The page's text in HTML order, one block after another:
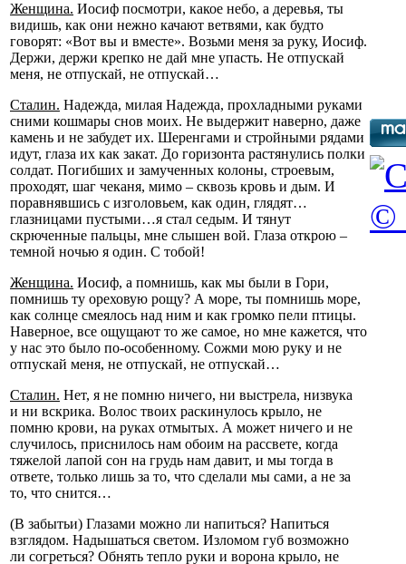
Женщина. Иосиф посмотри, какое небо, а деревья, ты
видишь, как они нежно качают ветвями, как будто
говорят: «Вот вы и вместе». Возьми меня за руку, Иосиф.
Держи, держи крепко не дай мне упасть. Не отпускай
меня, не отпускай, не отпускай…
Сталин. Надежда, милая Надежда, прохладными руками
сними кошмары снов моих. Не выдержит наверно, даже
камень и не забудет их. Шеренгами и стройными рядами
идут, глаза их как закат. До горизонта растянулись полки
солдат. Погибших и замученных колоны, строевым,
проходят, шаг чеканя, мимо – сквозь кровь и дым. И
поравнявшись с изголовьем, как один, глядят…
глазницами пустыми…я стал седым. И тянут
скрюченные пальцы, мне слышен вой. Глаза открою –
темной ночью я один. С тобой!
Женщина. Иосиф, а помнишь, как мы были в Гори,
помнишь ту ореховую рощу? А море, ты помнишь море,
как солнце смеялось над ним и как громко пели птицы.
Наверное, все ощущают то же самое, но мне кажется, что
у нас это было по-особенному. Сожми мою руку и не
отпускай меня, не отпускай, не отпускай…
Сталин. Нет, я не помню ничего, ни выстрела, низвука
и ни вскрика. Волос твоих раскинулось крыло, не
помню крови, на руках отмытых. А может ничего и не
случилось, приснилось нам обоим на рассвете, когда
тяжелой лапой сон на грудь нам давит, и мы тогда в
ответе, только лишь за то, что сделали мы сами, а не за
то, что снится…
(В забытьи) Глазами можно ли напиться? Напиться
взглядом. Надышаться светом. Изломом губ возможно
ли согреться? Обнять тепло руки и ворона крыло, не
©